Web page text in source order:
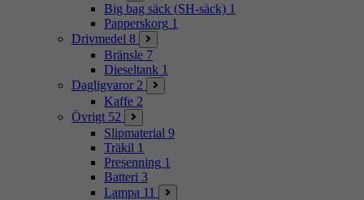
Big bag säck (SH-säck) 1
Papperskorg 1
Drivmedel 8
Bränsle 7
Dieseltank 1
Dagligvaror 2
Kaffe 2
Övrigt 52
Slipmaterial 9
Träkil 1
Presenning 1
Batteri 3
Lampa 11